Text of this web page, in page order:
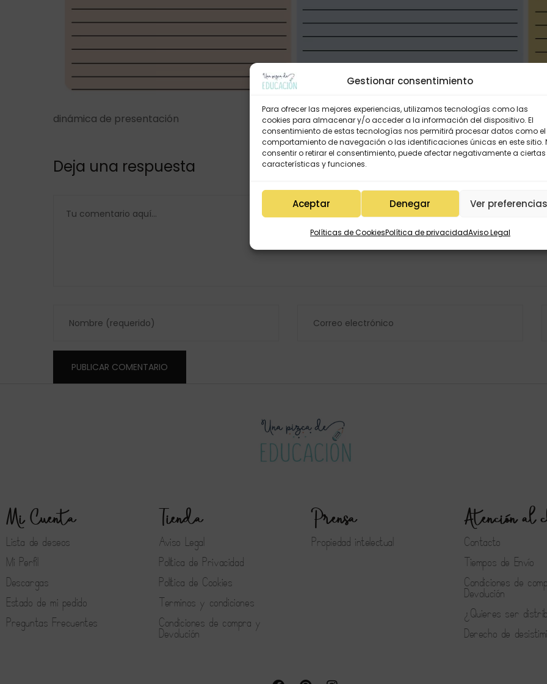
Gestionar consentimiento
Para ofrecer las mejores experiencias, utilizamos tecnologías como las
cookies para almacenar y/o acceder a la información del dispositivo. El
consentimiento de estas tecnologías nos permitirá procesar datos como el
comportamiento de navegación o las identificaciones únicas en este sitio.
consentir o retirar el consentimiento, puede afectar negativamente a ciertas
características y funciones.
Aceptar Denegar Ver
Políticas de CookiesPolítica de privacidadAviso Legal
dinámica de presentación
Deja una respuesta
Mi Cuenta
Lista de deseos
Mi Perfil
Descargas
Estado de mi pedido
Preguntas Frecuentes
Tienda
Aviso Legal
Política de Privacidad
Política de Cookies
Terminos y condiciones
Condiciones de compra y
Devolución
Prensa
Propiedad intelectual
Atención al
Contacto
Tiempos de Envío
Condiciones de
Devolución
¿Quieres ser
Derecho de